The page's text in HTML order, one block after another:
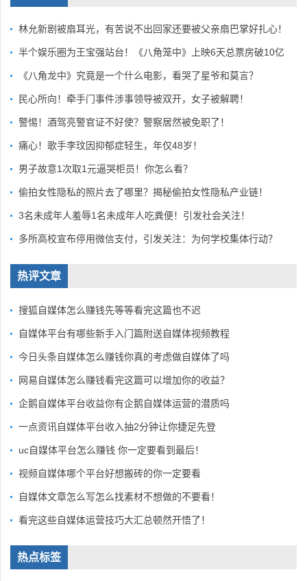
林允新剧被扇耳光，有苦说不出回家还要被父亲扇巴掌好扎心！
半个娱乐圈为王宝强站台！《八角笼中》上映6天总票房破10亿
《八角龙中》究竟是一个什么电影，看哭了星爷和莫言？
民心所向！牵手门事件涉事领导被双开，女子被解聘！
警惕！酒驾亮警官证不好使？警察居然被免职了！
痛心！歌手李玟因抑郁症轻生，年仅48岁！
男子故意1次取1元逼哭柜员！你怎么看？
偷拍女性隐私的照片去了哪里？揭秘偷拍女性隐私产业链！
3名未成年人羞辱1名未成年人吃粪便！引发社会关注！
多所高校宣布停用微信支付，引发关注：为何学校集体行动？
热评文章
搜狐自媒体怎么赚钱先等等看完这篇也不迟
自媒体平台有哪些新手入门篇附送自媒体视频教程
今日头条自媒体怎么赚钱你真的考虑做自媒体了吗
网易自媒体怎么赚钱看完这篇可以增加你的收益？
企鹅自媒体平台收益你有企鹅自媒体运营的潜质吗
一点资讯自媒体平台收入抽2分钟让你捷足先登
uc自媒体平台怎么赚钱 你一定要看到最后！
视频自媒体哪个平台好想搬砖的你一定要看
自媒体文章怎么写怎么找素材不想做的不要看！
看完这些自媒体运营技巧大汇总顿然开悟了！
热点标签